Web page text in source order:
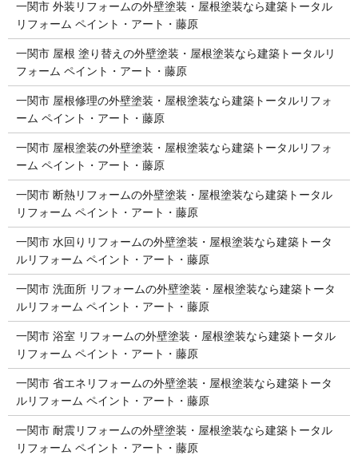
一関市 外装リフォームの外壁塗装・屋根塗装なら建築トータル
リフォーム ペイント・アート・藤原
一関市 屋根 塗り替えの外壁塗装・屋根塗装なら建築トータルリ
フォーム ペイント・アート・藤原
一関市 屋根修理の外壁塗装・屋根塗装なら建築トータルリフォ
ーム ペイント・アート・藤原
一関市 屋根塗装の外壁塗装・屋根塗装なら建築トータルリフォ
ーム ペイント・アート・藤原
一関市 断熱リフォームの外壁塗装・屋根塗装なら建築トータル
リフォーム ペイント・アート・藤原
一関市 水回りリフォームの外壁塗装・屋根塗装なら建築トータ
ルリフォーム ペイント・アート・藤原
一関市 洗面所 リフォームの外壁塗装・屋根塗装なら建築トータ
ルリフォーム ペイント・アート・藤原
一関市 浴室 リフォームの外壁塗装・屋根塗装なら建築トータル
リフォーム ペイント・アート・藤原
一関市 省エネリフォームの外壁塗装・屋根塗装なら建築トータ
ルリフォーム ペイント・アート・藤原
一関市 耐震リフォームの外壁塗装・屋根塗装なら建築トータル
リフォーム ペイント・アート・藤原